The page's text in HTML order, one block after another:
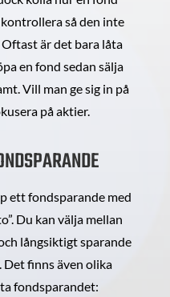
så den inte
är det bara låta
en fond sedan sälja
Vill man ge sig in på
på aktier.
ett fondsparande med
Du kan välja mellan
långsiktigt sparande
Det finns även olika
fondsparandet: